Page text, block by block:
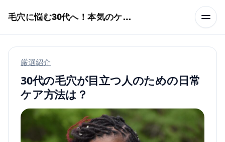
毛穴に悩む30代へ！本気のケア術特集
厳選紹介
30代の毛穴が目立つ人のための日常
ケア方法は？